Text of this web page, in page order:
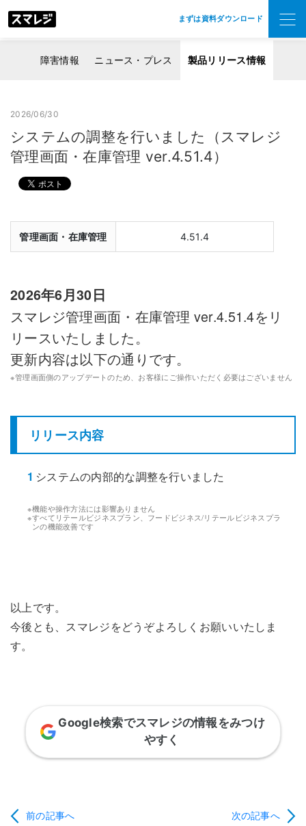
まずは資料ダウンロード
障害情報 ニュース・プレス 製品リリース情報
2026/06/30
システムの調整を行いました（スマレジ
管理画面・在庫管理 ver.4.51.4）
管理画面・在庫管理 4.51.4
2026年6月30日
スマレジ管理画面・在庫管理 ver.4.51.4をリ
リースいたしました。
更新内容は以下の通りです。
※管理画面側のアップデートのため、お客様にご操作いただく必要はございません
リリース内容
1 システムの内部的な調整を行いました
※機能や操作方法には影響ありません
※すべてリテールビジネスプラン、フードビジネス/リテールビジネスプラ
ンの機能改善です
以上です。
今後とも、スマレジをどうぞよろしくお願いいたしま
す。
Google検索でスマレジの情報をみつけ
やすく
前の記事へ 次の記事へ